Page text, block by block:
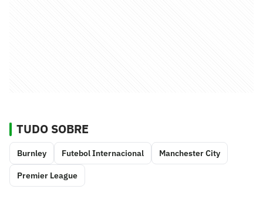
TUDO SOBRE
Burnley Futebol Internacional Manchester City
Premier League